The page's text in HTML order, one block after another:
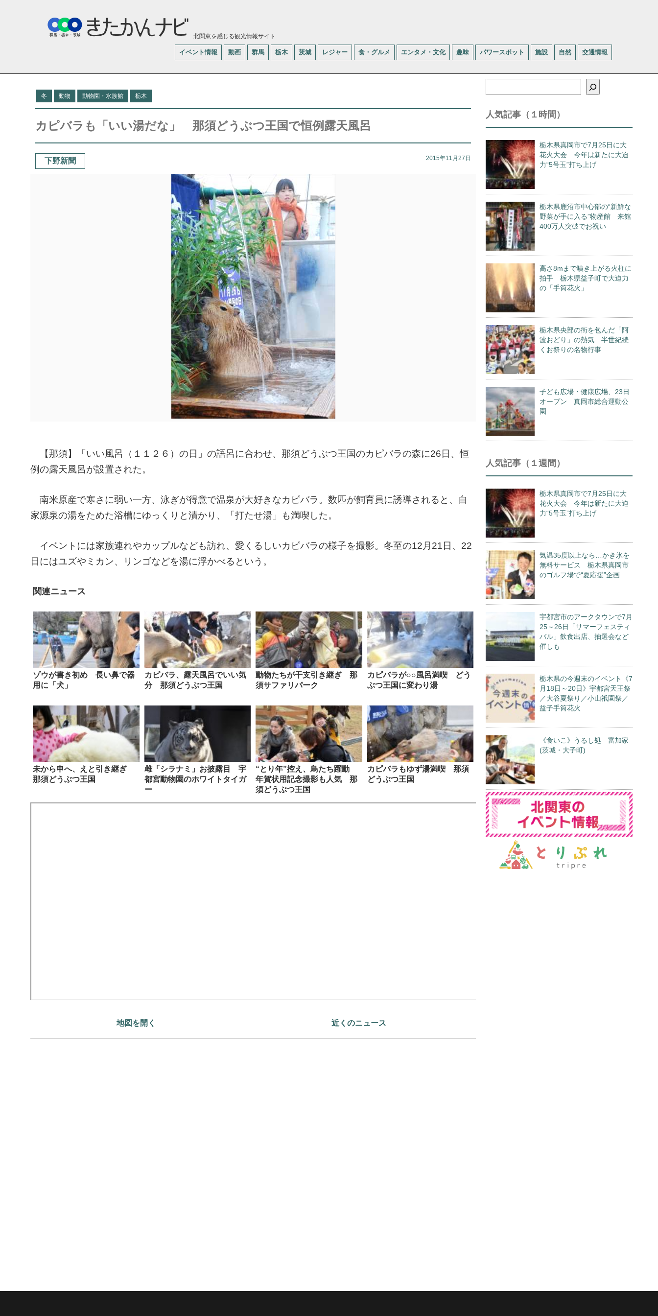
北関東を感じる観光情報サイト
イベント情報 動画 群馬 栃木 茨城 レジャー 食・グルメ エンタメ・文化 趣味 パワースポット 施設 自然 交通情報
冬 動物 動物園・水族館 栃木
カピバラも「いい湯だな」 那須どうぶつ王国で恒例露天風呂
下野新聞 2015年11月27日
【那須】「いい風呂（１１２６）の日」の語呂に合わせ、那須どうぶつ王国のカピバラの森に26日、恒
例の露天風呂が設置された。
南米原産で寒さに弱い一方、泳ぎが得意で温泉が大好きなカピバラ。数匹が飼育員に誘導されると、自
家源泉の湯をためた浴槽にゆっくりと漬かり、「打たせ湯」も満喫した。
イベントには家族連れやカップルなども訪れ、愛くるしいカピバラの様子を撮影。冬至の12月21日、22
日にはユズやミカン、リンゴなどを湯に浮かべるという。
関連ニュース
ゾウが書き初め 長い鼻で器
用に「犬」
カピバラ、露天風呂でいい気
分 那須どうぶつ王国
動物たちが干支引き継ぎ 那
須サファリパーク
カピバラが○○風呂満喫 どう
ぶつ王国に変わり湯
未から申へ、えと引き継ぎ
那須どうぶつ王国
雌「シラナミ」お披露目 宇
都宮動物園のホワイトタイガ
ー
“とり年”控え、鳥たち躍動
年賀状用記念撮影も人気 那
須どうぶつ王国
カピバラもゆず湯満喫 那須
どうぶつ王国
地図を開く 近くのニュース
索
人気記事（１時間）
栃木県真岡市で7月25日に大
花火大会 今年は新たに大迫
力“5号玉”打ち上げ
栃木県鹿沼市中心部の“新鮮な
野菜が手に入る”物産館 来館
400万人突破でお祝い
高さ8mまで噴き上がる火柱に
拍手 栃木県益子町で大迫力
の「手筒花火」
栃木県央部の街を包んだ「阿
波おどり」の熱気 半世紀続
くお祭りの名物行事
子ども広場・健康広場、23日
オープン 真岡市総合運動公
園
人気記事（１週間）
栃木県真岡市で7月25日に大
花火大会 今年は新たに大迫
力“5号玉”打ち上げ
気温35度以上なら…かき氷を
無料サービス 栃木県真岡市
のゴルフ場で“夏応援”企画
宇都宮市のアークタウンで7月
25～26日「サマーフェスティ
バル」飲食出店、抽選会など
催しも
栃木県の今週末のイベント《7
月18日～20日》宇都宮天王祭
／大谷夏祭り／小山祇園祭／
益子手筒花火
《食いこ》うるし処 富加家
(茨城・大子町)